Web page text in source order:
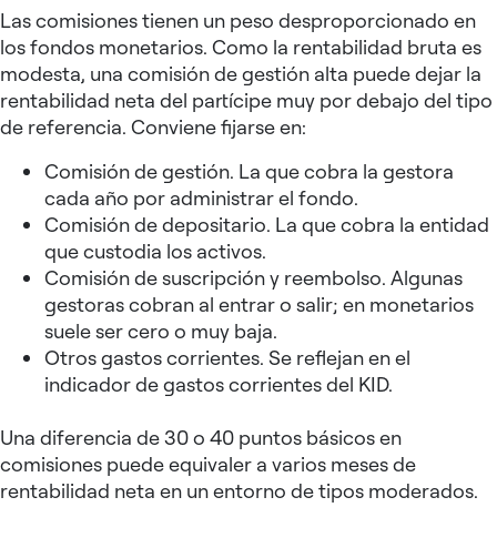
Las comisiones tienen un peso desproporcionado en
los fondos monetarios. Como la rentabilidad bruta es
modesta, una comisión de gestión alta puede dejar la
rentabilidad neta del partícipe muy por debajo del tipo
de referencia. Conviene fijarse en:
Comisión de gestión. La que cobra la gestora
cada año por administrar el fondo.
Comisión de depositario. La que cobra la entidad
que custodia los activos.
Comisión de suscripción y reembolso. Algunas
gestoras cobran al entrar o salir; en monetarios
suele ser cero o muy baja.
Otros gastos corrientes. Se reflejan en el
indicador de gastos corrientes del KID.
Una diferencia de 30 o 40 puntos básicos en
comisiones puede equivaler a varios meses de
rentabilidad neta en un entorno de tipos moderados.